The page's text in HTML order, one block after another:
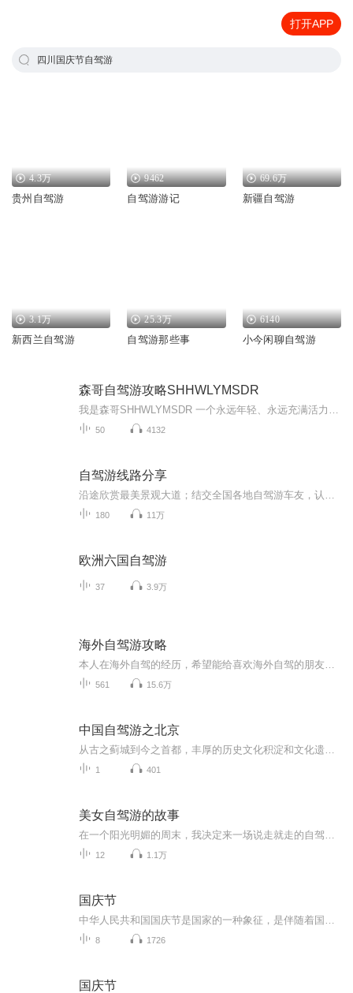
打开APP
四川国庆节自驾游
4.3万
贵州自驾游
9462
自驾游游记
69.6万
新疆自驾游
3.1万
新西兰自驾游
25.3万
自驾游那些事
6140
小今闲聊自驾游
森哥自驾游攻略SHHWLYMSDR
50 4132
自驾游线路分享
180 11万
欧洲六国自驾游
37 3.9万
海外自驾游攻略
561 15.6万
中国自驾游之北京
1 401
美女自驾游的故事
12 1.1万
国庆节
8 1726
国庆节